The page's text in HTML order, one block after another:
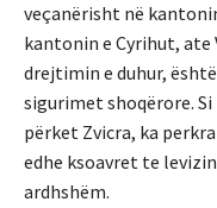
veçanërisht në
kantonin e Cyrihut, ate
drejtimin e duhur,
sigurimet shoqërore. Si
përket Zvicra, ka
edhe ksoavret te
ardhshëm.